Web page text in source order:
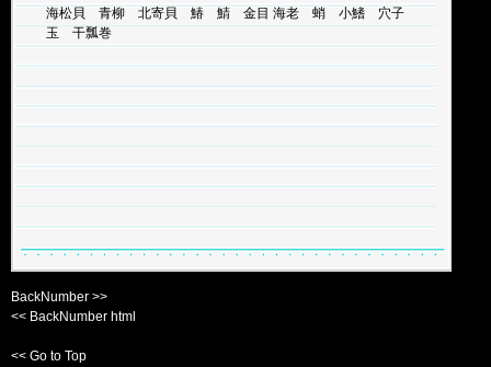
海松貝 青柳 北寄貝 鰆 鯖 金目 海老 蛸 小鰭 穴子
玉 干瓢巻
BackNumber >>
<< BackNumber html
<< Go to Top